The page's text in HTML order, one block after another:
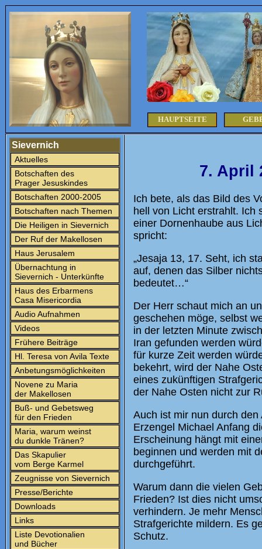
HAUPTSEITE
Sievernich
Aktuelles
Botschaften des
Prager Jesuskindes
Botschaften 2000-2005
Botschaften nach Themen
Die Heiligen in Sievernich
Der Ruf der Makellosen
Haus Jerusalem
Übernachtung in
Sievernich - Unterkünfte
Haus des Erbarmens
Casa Misericordia
Audio Aufnahmen
Videos
Frühere Beiträge
Hl. Teresa von Avila Texte
Anbetungsmöglichkeiten
Novene zu Maria
der Makellosen
Buß- und Gebetsweg
für den Frieden
Maria, warum weinst
du dunkle Tränen?
Das Skapulier
vom Berge Karmel
Zeugnisse von Sievernich
Presse/Berichte
Downloads
Links
Liste Devotionalien
und Bücher
7. April
Ich bete, als das Bild des
hell von Licht erstrahlt. Ich
einer Dornenhaube aus
spricht:
„Jesaja 13, 17. Seht, ich
auf, denen das Silber
bedeutet…“
Der Herr schaut mich an
geschehen möge, selbst
in der letzten Minute
Iran gefunden werden
für kurze Zeit werden
bekehrt, wird der Nahe
eines zukünftigen
der Nahe Osten nicht zur
Auch ist mir nun durch
Erzengel Michael Anfang
Erscheinung hängt mit
beginnen und werden mit
durchgeführt.
Warum dann die vielen
Frieden? Ist dies nicht
verhindern. Je mehr
Strafgerichte mildern. Es
Schutz.